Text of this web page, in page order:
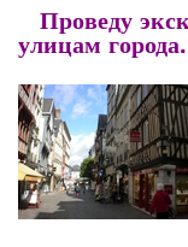
Проведу
улицам города.